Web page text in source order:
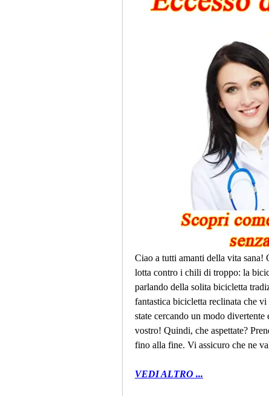
Ciao a tutti amanti della vita
lotta contro i chili di troppo: la
parlando della solita bicicletta
fantastica bicicletta reclinata che vi
state cercando un modo
vostro! Quindi, che aspettate?
fino alla fine. Vi assicuro che ne
VEDI ALTRO ...